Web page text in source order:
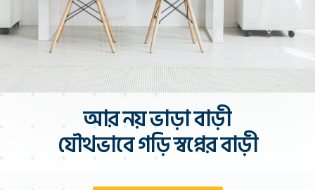
আর নয় ভাড়া বাড়ী
যৌথভাবে গড়ি স্বপ্নের বাড়ী